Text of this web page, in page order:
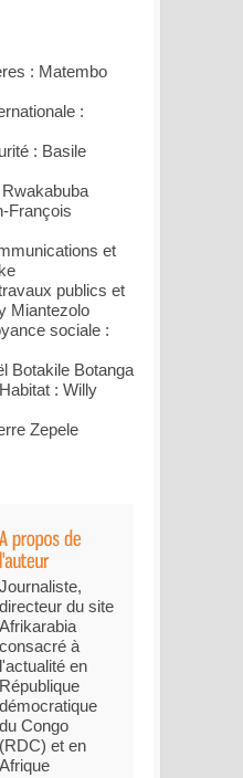
: Matembo
:
: Basile
François
et
publics et
Miantezolo
sociale :
Botakile Botanga
: Willy
Zepele
Journaliste,
directeur du site
Afrikarabia
consacré à
l'actualité en
République
démocratique
du Congo
(RDC) et en
Afrique